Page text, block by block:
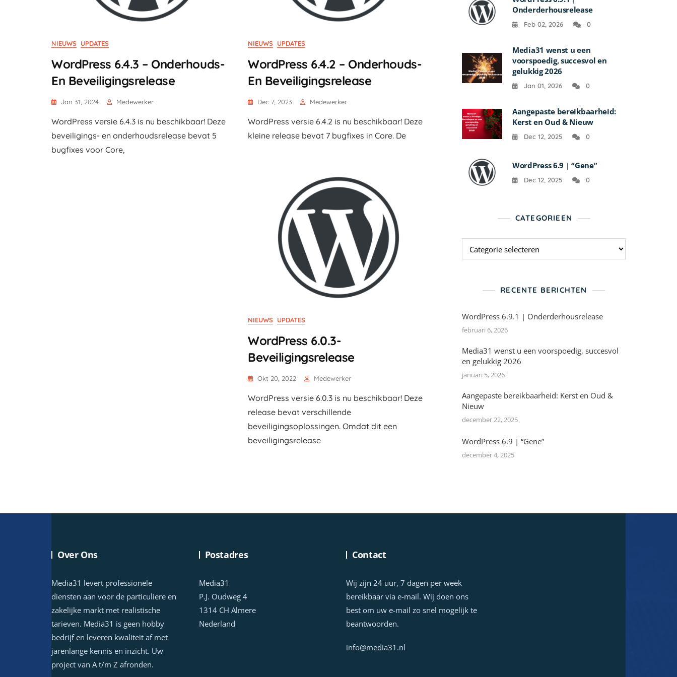
NIEUWS UPDATES
WordPress 6.4.3 – Onderhouds-
En Beveiligingsrelease
Jan 31, 2024 Medewerker
WordPress versie 6.4.3 is nu beschikbaar! Deze
beveiligings- en onderhoudsrelease bevat 5
bugfixes voor Core,
NIEUWS UPDATES
WordPress 6.4.2 – Onderhouds-
En Beveiligingsrelease
Dec 7, 2023 Medewerker
WordPress versie 6.4.2 is nu beschikbaar! Deze
kleine release bevat 7 bugfixes in Core. De
NIEUWS UPDATES
WordPress 6.0.3-
Beveiligingsrelease
Okt 20, 2022 Medewerker
WordPress versie 6.0.3 is nu beschikbaar! Deze
release bevat verschillende
beveiligingsoplossingen. Omdat dit een
beveiligingsrelease
Onderderhousrelease
Feb 02, 2026 0
Media31 wenst u een
voorspoedig, succesvol en
gelukkig 2026
Jan 01, 2026 0
Aangepaste bereikbaarheid:
Kerst en Oud & Nieuw
Dec 12, 2025 0
WordPress 6.9 | “Gene”
Dec 12, 2025 0
CATEGORIEEN
RECENTE BERICHTEN
WordPress 6.9.1 | Onderderhousrelease
februari 6, 2026
Media31 wenst u een voorspoedig, succesvol
en gelukkig 2026
januari 5, 2026
Aangepaste bereikbaarheid: Kerst en Oud &
Nieuw
december 22, 2025
WordPress 6.9 | “Gene”
december 4, 2025
Over Ons
Media31 levert professionele
diensten aan voor de particuliere en
zakelijke markt met realistische
tarieven. Media31 is geen hobby
bedrijf en leveren kwaliteit af met
jarenlange kennis en inzicht. Uw
project van A t/m Z afronden.
Postadres
Media31
P.J. Oudweg 4
1314 CH Almere
Nederland
Contact
Wij zijn 24 uur, 7 dagen per week
bereikbaar via e-mail. Wij doen ons
best om uw e-mail zo snel mogelijk te
beantwoorden.
info@media31.nl